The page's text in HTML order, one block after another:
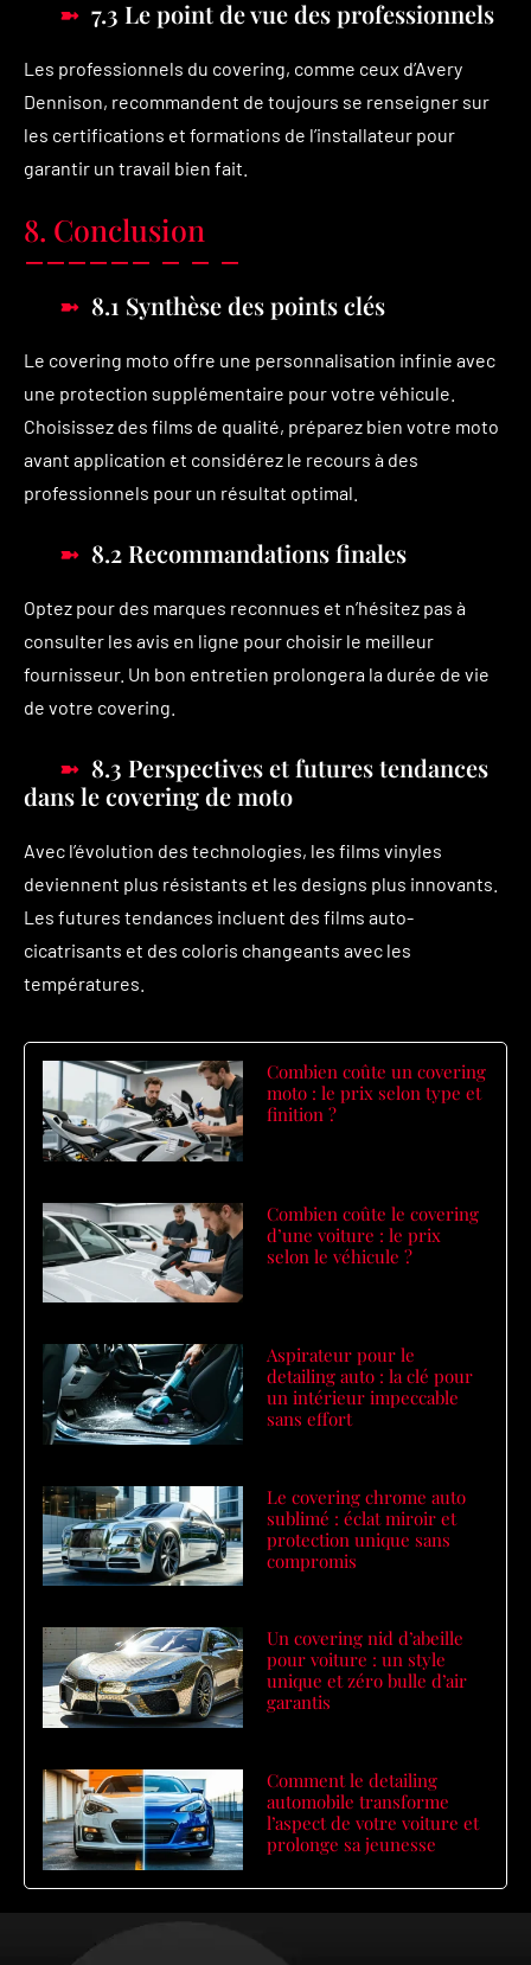
7.3 Le point de vue des professionnels
Les professionnels du covering, comme ceux d’Avery
Dennison, recommandent de toujours se renseigner sur
les certifications et formations de l’installateur pour
garantir un travail bien fait.
8. Conclusion
8.1 Synthèse des points clés
Le covering moto offre une personnalisation infinie avec
une protection supplémentaire pour votre véhicule.
Choisissez des films de qualité, préparez bien votre moto
avant application et considérez le recours à des
professionnels pour un résultat optimal.
8.2 Recommandations finales
Optez pour des marques reconnues et n’hésitez pas à
consulter les avis en ligne pour choisir le meilleur
fournisseur. Un bon entretien prolongera la durée de vie
de votre covering.
8.3 Perspectives et futures tendances
dans le covering de moto
Avec l’évolution des technologies, les films vinyles
deviennent plus résistants et les designs plus innovants.
Les futures tendances incluent des films auto-
cicatrisants et des coloris changeants avec les
températures.
Combien coûte un covering
moto : le prix selon type et
finition ?
Combien coûte le covering
d’une voiture : le prix
selon le véhicule ?
Aspirateur pour le
detailing auto : la clé pour
un intérieur impeccable
sans effort
Le covering chrome auto
sublimé : éclat miroir et
protection unique sans
compromis
Un covering nid d’abeille
pour voiture : un style
unique et zéro bulle d’air
garantis
Comment le detailing
automobile transforme
l’aspect de votre voiture et
prolonge sa jeunesse